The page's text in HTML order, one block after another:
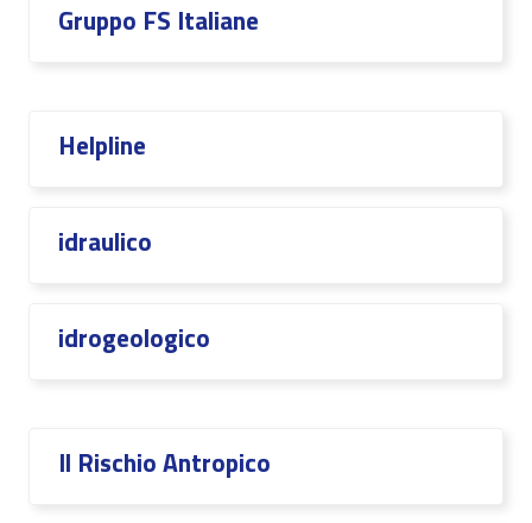
Gruppo FS Italiane
Helpline
idraulico
idrogeologico
Il Rischio Antropico